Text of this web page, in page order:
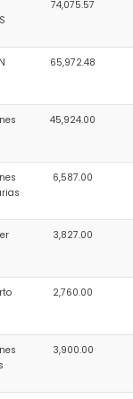
74,075.57
65,972.48
45,924.00
6,587.00
3,827.00
2,760.00
3,900.00